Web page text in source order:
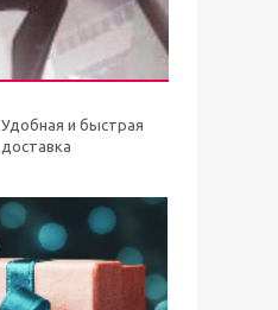
Удобная и быстрая
доставка